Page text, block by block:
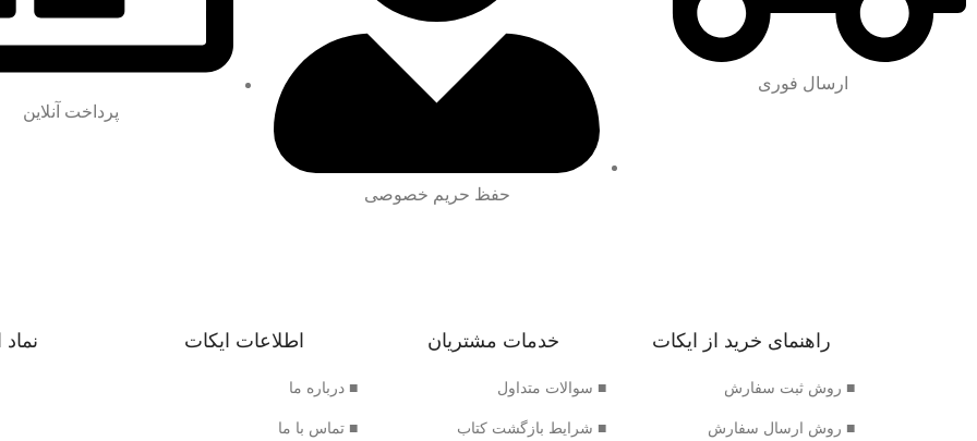
ارسال فوری
حفظ حریم خصوصی
پرداخت آنلاین
راهنمای خرید از ایکات
■ روش ثبت سفارش
■ روش ارسال سفارش
خدمات مشتریان
■ سوالات متداول
■ شرایط بازگشت کتاب
اطلاعات ایکات
■ درباره ما
■ تماس با ما
نماد